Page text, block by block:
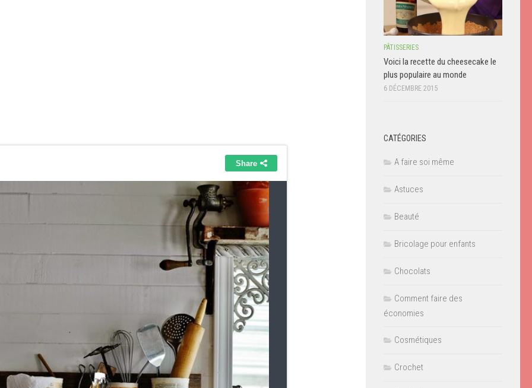
PÂTISSERIES
Voici la recette du cheesecake le
plus populaire au monde
6 DÉCEMBRE 2015
CATÉGORIES
A faire soi même
Astuces
Beauté
Bricolage pour enfants
Chocolats
Comment faire des
économies
Cosmétiques
Crochet